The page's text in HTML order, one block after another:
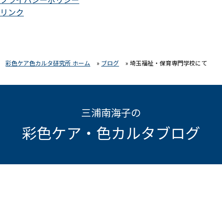
リンク
彩色ケア色カルタ研究所 ホーム » ブログ »埼玉福祉・保育専門学校にて
三浦南海子の
彩色ケア・色カルタブログ